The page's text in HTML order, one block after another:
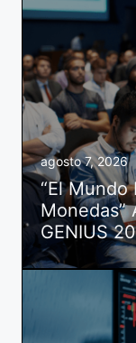
agosto 7, 2026
“El
Monedas”
GENIUS